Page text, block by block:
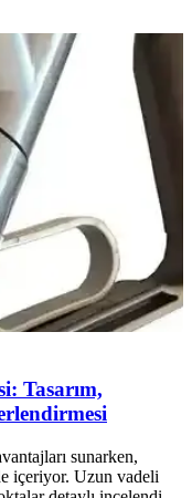
Tasarım,
sunarken,
içeriyor. Uzun vadeli